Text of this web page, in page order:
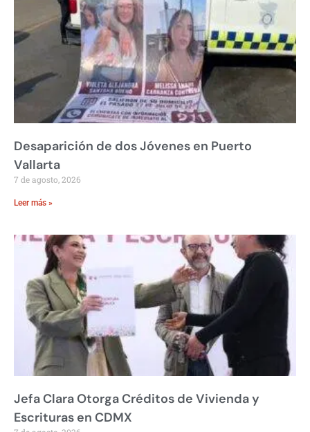
Desaparición de dos Jóvenes en Puerto
Vallarta
7 de agosto, 2026
Leer más »
Jefa Clara Otorga Créditos de Vivienda y
Escrituras en CDMX